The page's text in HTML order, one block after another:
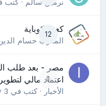
12
كعب كوباية
المدرب حسام
0
مصر - بعد طلب
اعتماد مالي
الأخبار· كتب في 3